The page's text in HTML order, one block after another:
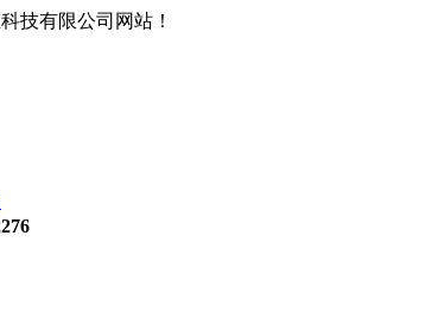
技有限公司网站！